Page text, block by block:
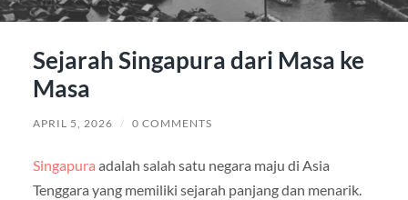
Sejarah Singapura dari Masa ke
Masa
APRIL 5, 2026 / 0 COMMENTS
Singapura adalah salah satu negara maju di Asia
Tenggara yang memiliki sejarah panjang dan menarik.